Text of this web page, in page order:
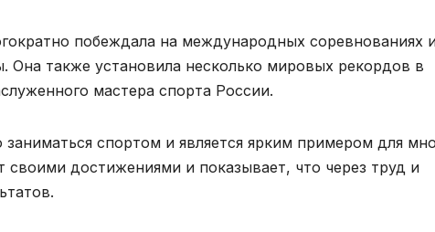
побеждала на международных соревнованиях
Она также установила несколько мировых рекордов в
мастера спорта России.
спортом и является ярким примером для
достижениями и показывает, что через труд и